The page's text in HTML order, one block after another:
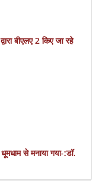
बीएलए 2 किए जा रहे
धूमधाम से मनाया गया-:डॉ.